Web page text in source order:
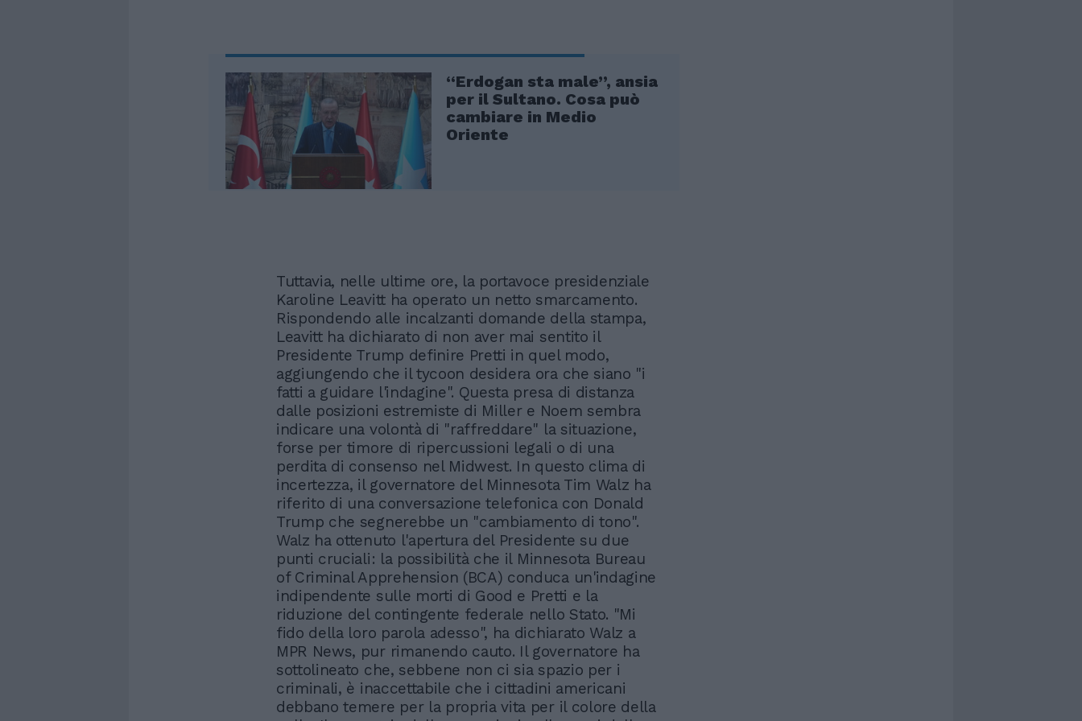
“Erdogan sta male”, ansia
per il Sultano. Cosa può
cambiare in Medio
Oriente
Tuttavia, nelle ultime ore, la portavoce presidenziale
Karoline Leavitt ha operato un netto smarcamento.
Rispondendo alle incalzanti domande della stampa,
Leavitt ha dichiarato di non aver mai sentito il
Presidente Trump definire Pretti in quel modo,
aggiungendo che il tycoon desidera ora che siano "i
fatti a guidare l'indagine". Questa presa di distanza
dalle posizioni estremiste di Miller e Noem sembra
indicare una volontà di "raffreddare" la situazione,
forse per timore di ripercussioni legali o di una
perdita di consenso nel Midwest. In questo clima di
incertezza, il governatore del Minnesota Tim Walz ha
riferito di una conversazione telefonica con Donald
Trump che segnerebbe un "cambiamento di tono".
Walz ha ottenuto l'apertura del Presidente su due
punti cruciali: la possibilità che il Minnesota Bureau
of Criminal Apprehension (BCA) conduca un'indagine
indipendente sulle morti di Good e Pretti e la
riduzione del contingente federale nello Stato. "Mi
fido della loro parola adesso", ha dichiarato Walz a
MPR News, pur rimanendo cauto. Il governatore ha
sottolineato che, sebbene non ci sia spazio per i
criminali, è inaccettabile che i cittadini americani
debbano temere per la propria vita per il colore della